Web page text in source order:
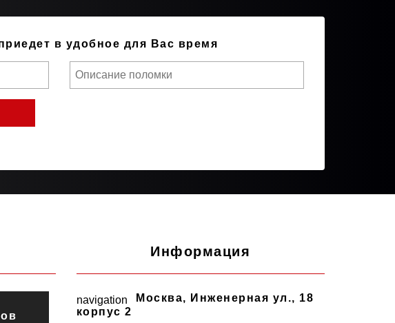
в удобное для Вас время
Информация
navigation Москва, Инженерная ул., 18
корпус 2